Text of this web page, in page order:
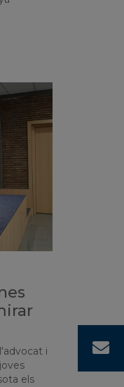
i
els